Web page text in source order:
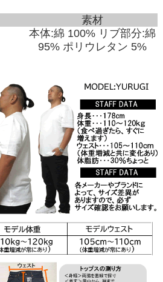
素材
本体:綿 100% リブ部分:綿
95% ポリウレタン 5%